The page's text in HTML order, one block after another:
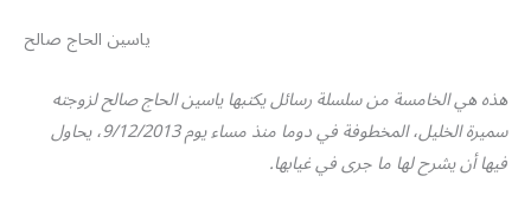
ياسين الحاج صالح
هذه هي الخامسة من سلسلة رسائل يكتبها ياسين الحاج صالح لزوجته
سميرة الخليل، المخطوفة في دوما منذ مساء يوم 9/12/2013، يحاول
فيها أن يشرح لها ما جرى في غيابها.